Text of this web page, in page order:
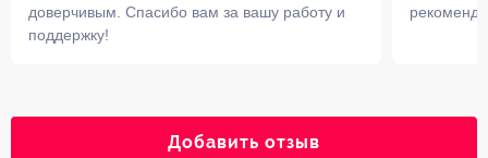
доверчивым. Спасибо вам за вашу работу и
поддержку!
Добавить отзыв